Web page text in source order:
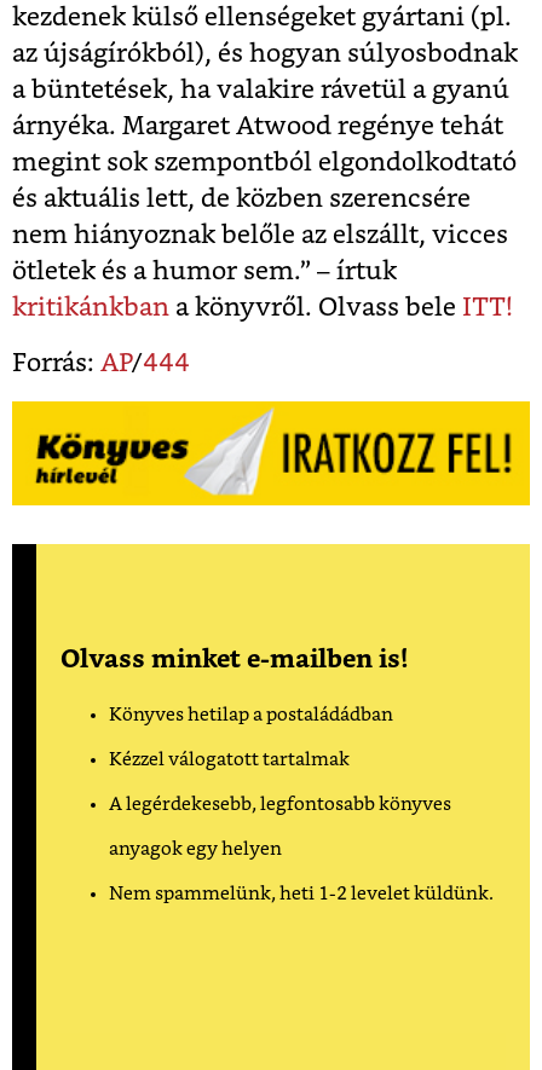
kezdenek külső ellenségeket gyártani (pl.
az újságírókból), és hogyan súlyosbodnak
a büntetések, ha valakire rávetül a gyanú
árnyéka. Margaret Atwood regénye tehát
megint sok szempontból elgondolkodtató
és aktuális lett, de közben szerencsére
nem hiányoznak belőle az elszállt, vicces
ötletek és a humor sem.” – írtuk
kritikánkban a könyvről. Olvass bele ITT!
Forrás: AP/444
Olvass minket e-mailben is!
Könyves hetilap a postaládádban
Kézzel válogatott tartalmak
A legérdekesebb, legfontosabb könyves
anyagok egy helyen
Nem spammelünk, heti 1-2 levelet küldünk.